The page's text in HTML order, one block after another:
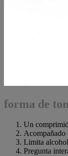
forma de
Un
Acompañado
Limita
Pregunta